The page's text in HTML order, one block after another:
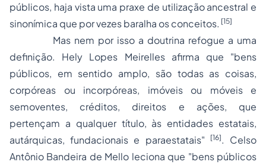
públicos, haja vista uma praxe de utilização ancestral e
sinonímica que por vezes baralha os conceitos. [15]
Mas nem por isso a doutrina refogue a uma
definição. Hely Lopes Meirellesafirma que "bens
públicos, em sentido amplo, são todas as coisas,
corpóreas ou incorpóreas, imóveis ou móveis e
semoventes, créditos, direitos e ações, que
pertençam a qualquer título, às entidades estatais,
autárquicas, fundacionais e paraestatais"
[16]. Celso
Antônio Bandeira de Mello leciona que "bens públicos